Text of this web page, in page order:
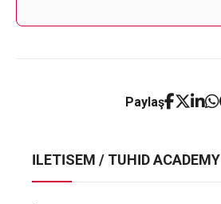
İLETİSEM / TÜHİD ACADEMY
Paylaş